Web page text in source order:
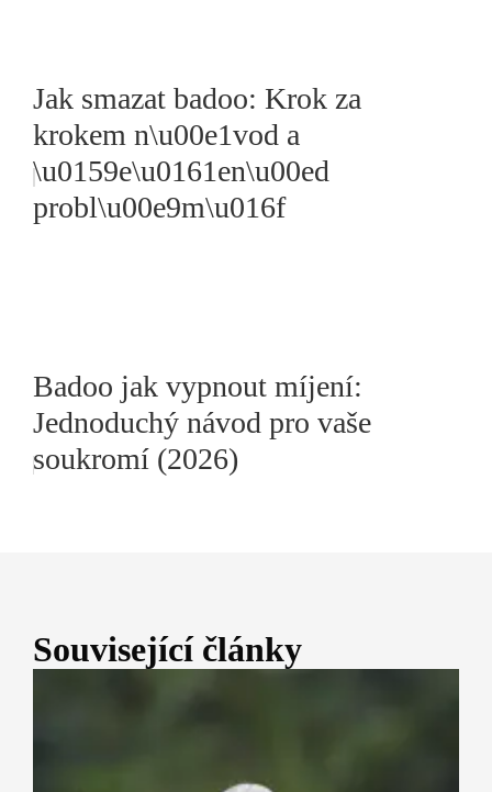
Jak smazat badoo: Krok za
krokem n\u00e1vod a
\u0159e\u0161en\u00ed
probl\u00e9m\u016f
Badoo jak vypnout míjení:
Jednoduchý návod pro vaše
soukromí (2026)
Související články